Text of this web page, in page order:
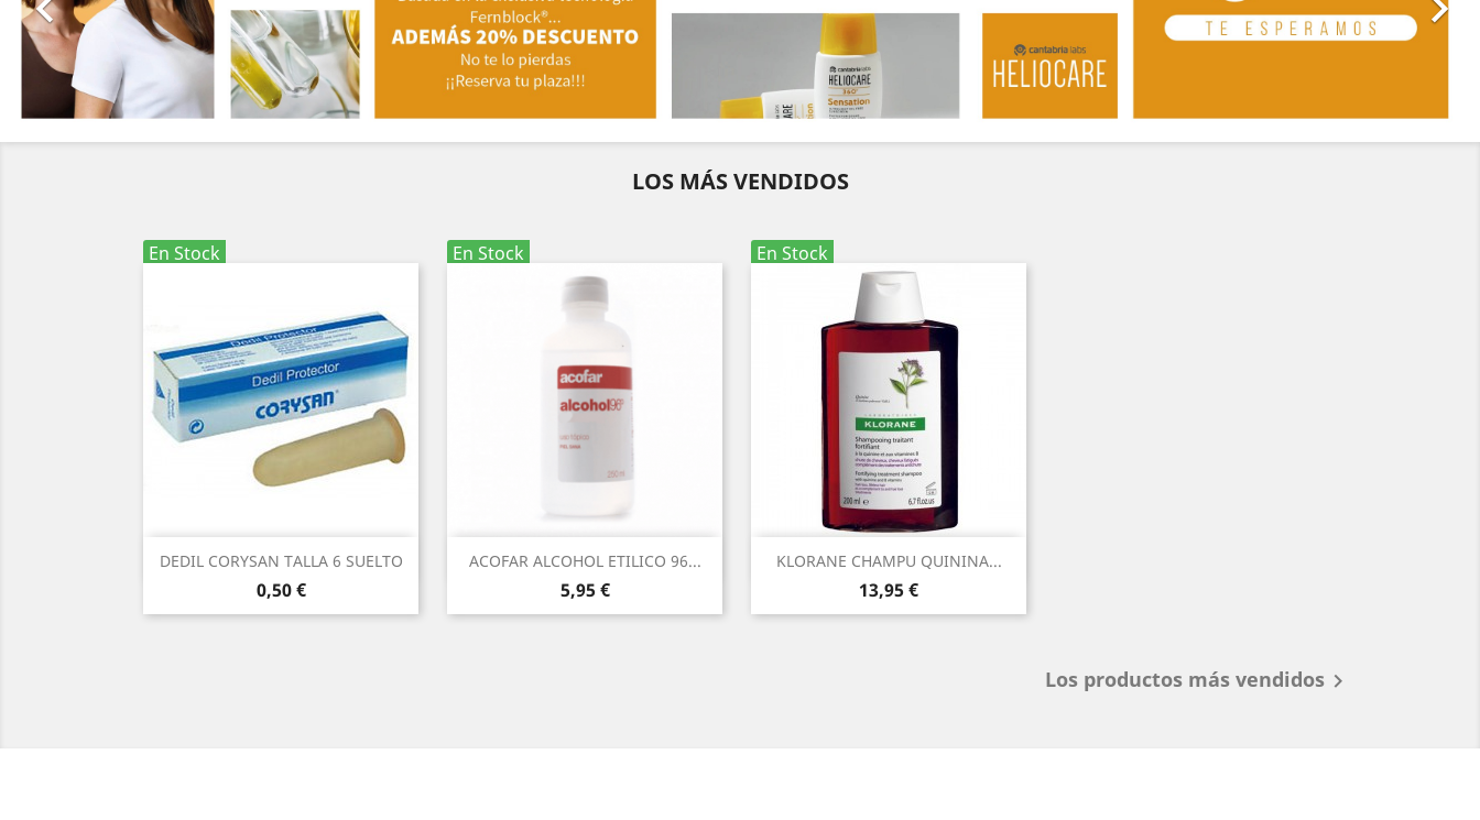
LOS MÁS VENDIDOS
En Stock
DEDIL CORYSAN TALLA 6 SUELTO
Precio
0,50 €
Vista rápida
En Stock
ACOFAR ALCOHOL ETILICO 96...
Precio
5,95 €
 Vista rápida
En Stock
KLORANE CHAMPU QUININA...
Precio
13,95 €
 Vista rápida
Los productos más vendidos 